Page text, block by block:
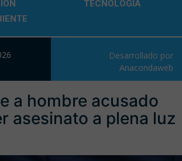
TECNOLOGÍA
Desarrollado por
Anacondaweb
a hombre acusado
asesinato a plena luz